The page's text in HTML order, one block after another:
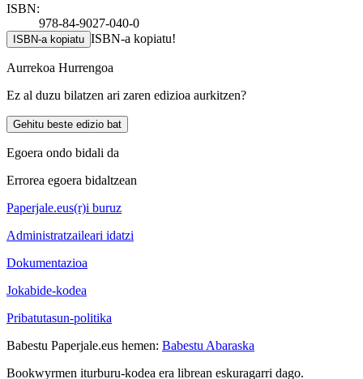
ISBN:
978-84-9027-040-0
ISBN-a kopiatu ISBN-a kopiatu!
Aurrekoa Hurrengoa
Ez al duzu bilatzen ari zaren edizioa aurkitzen?
Gehitu beste edizio bat
Egoera ondo bidali da
Errorea egoera bidaltzean
Paperjale.eus(r)i buruz
Administratzaileari idatzi
Dokumentazioa
Jokabide-kodea
Pribatutasun-politika
Babestu Paperjale.eus hemen: Babestu Abaraska
Bookwyrmen iturburu-kodea era librean eskuragarri dago.